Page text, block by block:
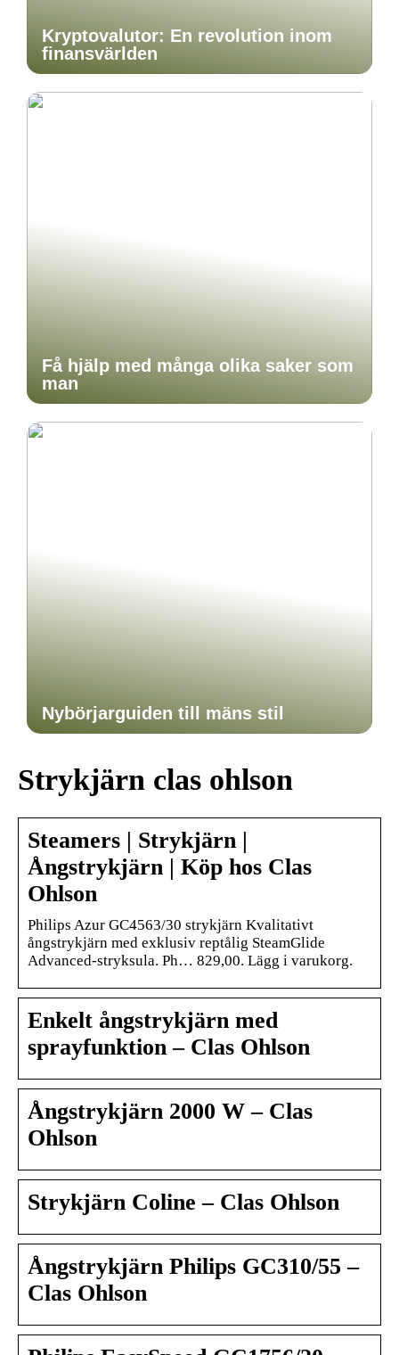
Kryptovalutor: En revolution inom
finansvärlden
Få hjälp med många olika saker som
man
Nybörjarguiden till mäns stil
Strykjärn clas ohlson
Steamers | Strykjärn |
Ångstrykjärn | Köp hos Clas
Ohlson
Philips Azur GC4563/30 strykjärn Kvalitativt
ångstrykjärn med exklusiv reptålig SteamGlide
Advanced-stryksula. Ph… 829,00. Lägg i varukorg.
Enkelt ångstrykjärn med
sprayfunktion – Clas Ohlson
Ångstrykjärn 2000 W – Clas
Ohlson
Strykjärn Coline – Clas Ohlson
Ångstrykjärn Philips GC310/55 –
Clas Ohlson